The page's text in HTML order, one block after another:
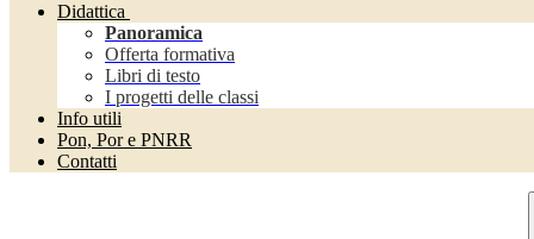
Didattica
Panoramica
Offerta formativa
Libri di testo
I progetti delle classi
Info utili
Pon, Por e PNRR
Contatti